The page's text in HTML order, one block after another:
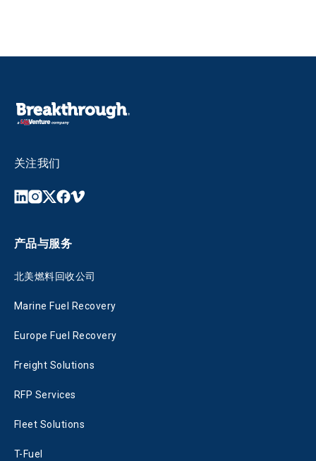
关注我们
产品与服务
北美燃料回收公司
Marine Fuel Recovery
Europe Fuel Recovery
Freight Solutions
RFP Services
Fleet Solutions
T-Fuel